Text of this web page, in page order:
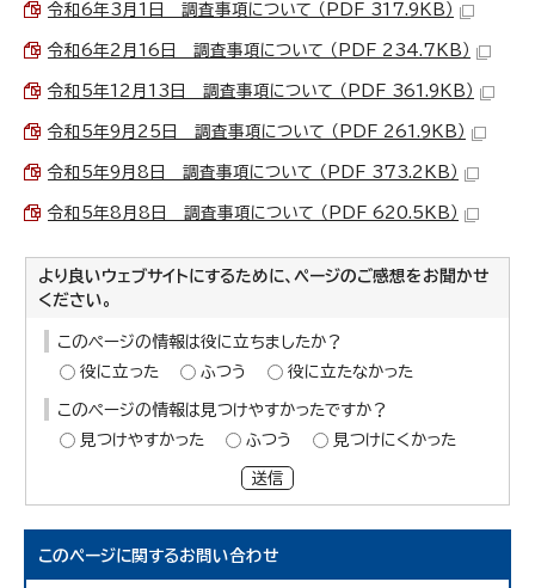
令和6年3月1日 調査事項について （PDF 317.9KB）
令和6年2月16日 調査事項について （PDF 234.7KB）
令和5年12月13日 調査事項について （PDF 361.9KB）
令和5年9月25日 調査事項について （PDF 261.9KB）
令和5年9月8日 調査事項について （PDF 373.2KB）
令和5年8月8日 調査事項について （PDF 620.5KB）
より良いウェブサイトにするために、ページのご感想をお聞かせ
ください。
このページの情報は役に立ちましたか？
役に立った
ふつう 役に立たなかった
このページの情報は見つけやすかったですか？
見つけやすかった
ふつう 見つけにくかった
送信
このページに関するお問い合わせ